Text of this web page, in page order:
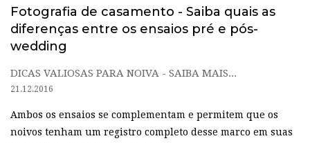
Fotografia de casamento - Saiba quais as
diferenças entre os ensaios pré e pós-
wedding
DICAS VALIOSAS PARA NOIVA - SAIBA MAIS...
21.12.2016
Ambos os ensaios se complementam e permitem que os
noivos tenham um registro completo desse marco em suas